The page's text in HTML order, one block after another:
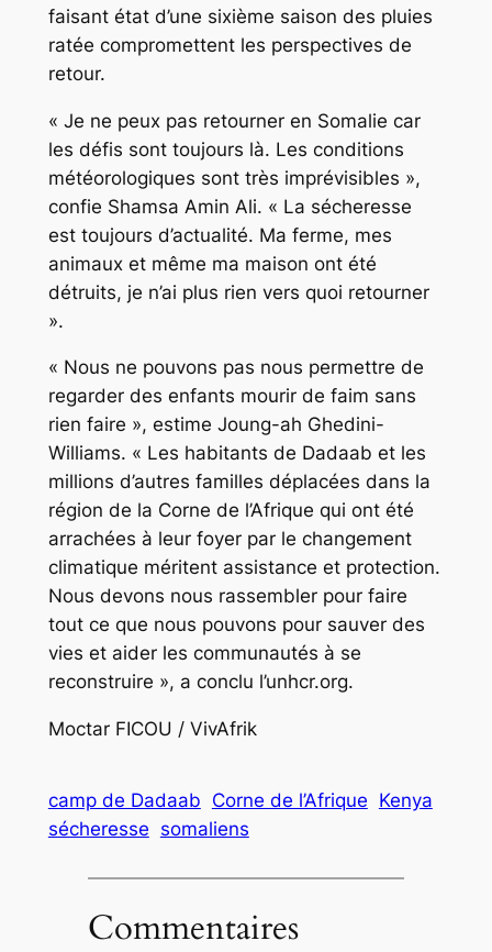
faisant état d’une sixième saison des pluies
ratée compromettent les perspectives de
retour.
« Je ne peux pas retourner en Somalie car
les défis sont toujours là. Les conditions
météorologiques sont très imprévisibles »,
confie Shamsa Amin Ali. « La sécheresse
est toujours d’actualité. Ma ferme, mes
animaux et même ma maison ont été
détruits, je n’ai plus rien vers quoi retourner
».
« Nous ne pouvons pas nous permettre de
regarder des enfants mourir de faim sans
rien faire », estime Joung-ah Ghedini-
Williams. « Les habitants de Dadaab et les
millions d’autres familles déplacées dans la
région de la Corne de l’Afrique qui ont été
arrachées à leur foyer par le changement
climatique méritent assistance et protection.
Nous devons nous rassembler pour faire
tout ce que nous pouvons pour sauver des
vies et aider les communautés à se
reconstruire », a conclu l’unhcr.org.
Moctar FICOU / VivAfrik
camp de Dadaab Corne de l’Afrique Kenya
sécheresse somaliens
Commentaires